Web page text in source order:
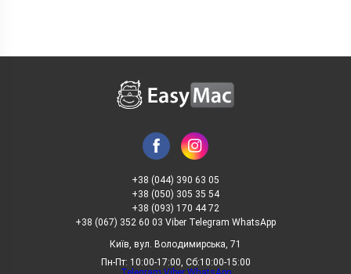
+38 (044) 390 63 05
+38 (050) 305 35 54
+38 (093) 170 44 72
+38 (067) 352 60 03 Viber Telegram WhatsApp
Київ, вул. Володимирська, 71
Пн-Пт: 10:00-17:00, Сб:10:00-15:00